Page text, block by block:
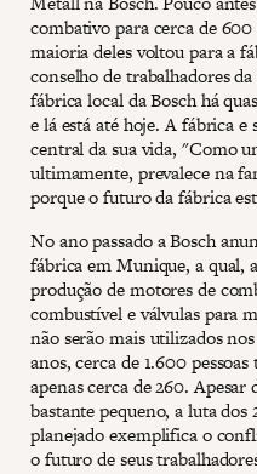
combativo para cerca de
maioria deles voltou para a
conselho de trabalhadores
fábrica local da Bosch há
e lá está até hoje. A fábrica e
central da sua vida, "Como
ultimamente, prevalece na
porque o futuro da fábrica
No ano passado a Bosch
fábrica em Munique, a qual,
produção de motores de
combustível e válvulas para
não serão mais utilizados
anos, cerca de 1.600
apenas cerca de 260.
bastante pequeno, a luta
planejado exemplifica o
o futuro de seus